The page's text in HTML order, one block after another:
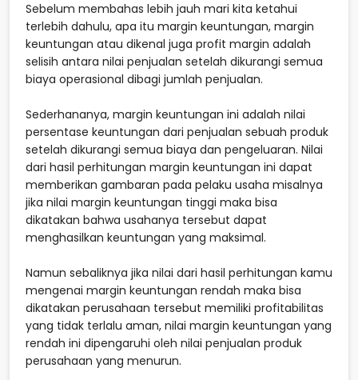
Sebelum membahas lebih jauh mari kita ketahui
terlebih dahulu, apa itu margin keuntungan, margin
keuntungan atau dikenal juga profit margin adalah
selisih antara nilai penjualan setelah dikurangi semua
biaya operasional dibagi jumlah penjualan.
Sederhananya, margin keuntungan ini adalah nilai
persentase keuntungan dari penjualan sebuah produk
setelah dikurangi semua biaya dan pengeluaran. Nilai
dari hasil perhitungan margin keuntungan ini dapat
memberikan gambaran pada pelaku usaha misalnya
jika nilai margin keuntungan tinggi maka bisa
dikatakan bahwa usahanya tersebut dapat
menghasilkan keuntungan yang maksimal.
Namun sebaliknya jika nilai dari hasil perhitungan kamu
mengenai margin keuntungan rendah maka bisa
dikatakan perusahaan tersebut memiliki profitabilitas
yang tidak terlalu aman, nilai margin keuntungan yang
rendah ini dipengaruhi oleh nilai penjualan produk
perusahaan yang menurun.